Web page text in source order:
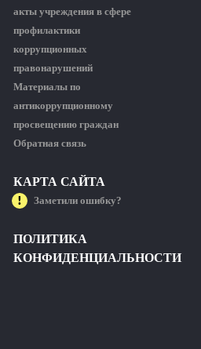
акты учреждения в сфере
профилактики
коррупционных
правонарушений
Материалы по
антикоррупционному
просвещению граждан
Обратная связь
КАРТА САЙТА
Заметили ошибку?
ПОЛИТИКА
КОНФИДЕНЦИАЛЬНОСТИ